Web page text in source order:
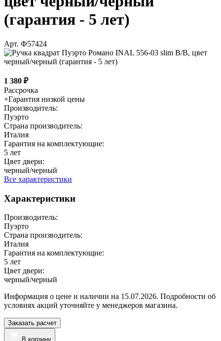
(гарантия - 5 лет)
Арт. Ф57424
1 380 ₽
Рассрочка
+Гарантия низкой цены
Производитель:
Пуэрто
Страна производитель:
Италия
Гарантия на комплектующие:
5 лет
Цвет двери:
черный/черный
Все характеристики
Характеристики
Производитель:
Пуэрто
Страна производитель:
Италия
Гарантия на комплектующие:
5 лет
Цвет двери:
черный/черный
Информация о цене и наличии на 15.07.2026. Подробности об
условиях акций уточняйте у менеджеров магазина.
Заказать расчет
В корзину